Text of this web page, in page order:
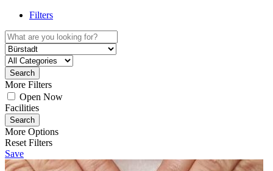
Filters
Search
More Filters
Open Now
Facilities
Search
More Options
Reset Filters
Save